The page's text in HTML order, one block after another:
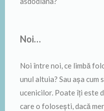
Noi…
Noi între noi, ce limbă
unul altuia? Sau așa cum
ucenicilor. Poate îți este
care o folosești, dacă